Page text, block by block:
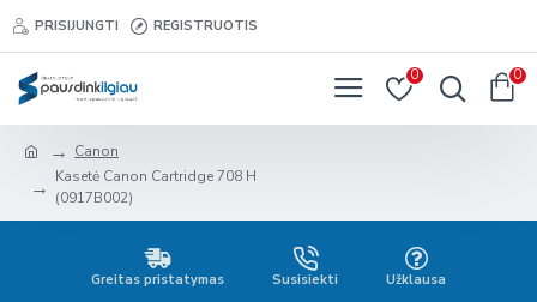
PRISIJUNGTI REGISTRUOTIS
0 0
Canon
Kasetė Canon Cartridge 708 H
(0917B002)
Greitas pristatymas Susisiekti Užklausa